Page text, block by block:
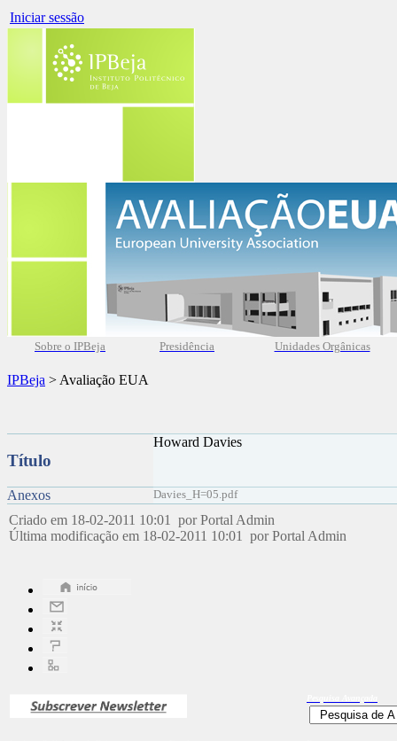
Iniciar sessão
Sobre o IPBeja Presidência Unidades Orgânicas
IPBeja > Avaliação EUA
Título
Howard Davies
Anexos Davies_H=05.pdf
Criado em 18-02-2011 10:01 por Portal Admin
Última modificação em 18-02-2011 10:01 por Portal Admin